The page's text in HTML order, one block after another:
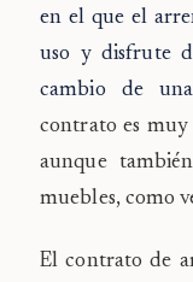
en el que el
uso y disfrute
cambio de
contrato es
aunque
muebles, como
El contrato de